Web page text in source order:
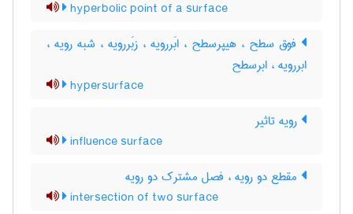
hyperbolic point of a surface
فوق سطح ، هیپرسطح ، ابَررویه ، زبَررویه ، شبه رویه ،
ابررویه ، ابرسطح
hypersurface
رویه تاثیر
influence surface
مقطع دو رویه ، فصل مشترک دو رویه
intersection of two surface